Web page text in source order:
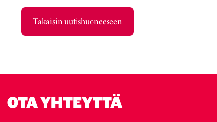
Takaisin uutishuoneeseen
OTA YHTEYTTÄ